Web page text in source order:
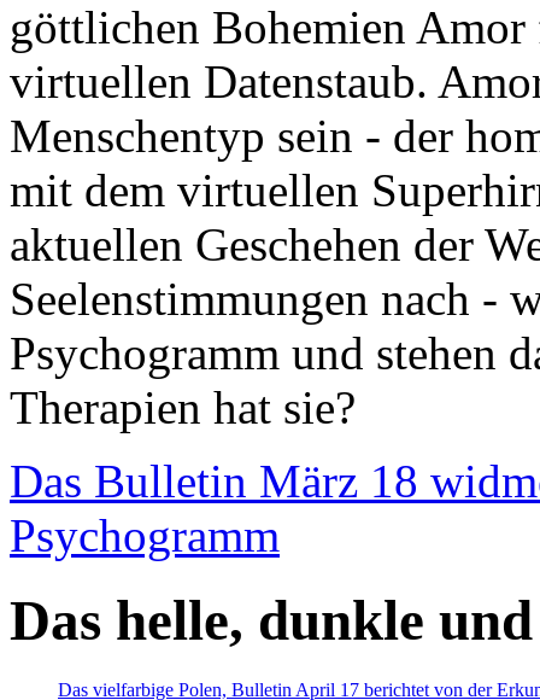
göttlichen Bohemien
virtuellen Datenstaub.
Menschentyp sein - der
mit dem virtuellen
aktuellen Geschehen der
Seelenstimmungen nach -
Psychogramm und stehen
Therapien hat sie?
Das Bulletin März 18
Psychogramm
Das helle, dunkle
Das vielfarbige Polen, Bulletin April 17 berichtet von der